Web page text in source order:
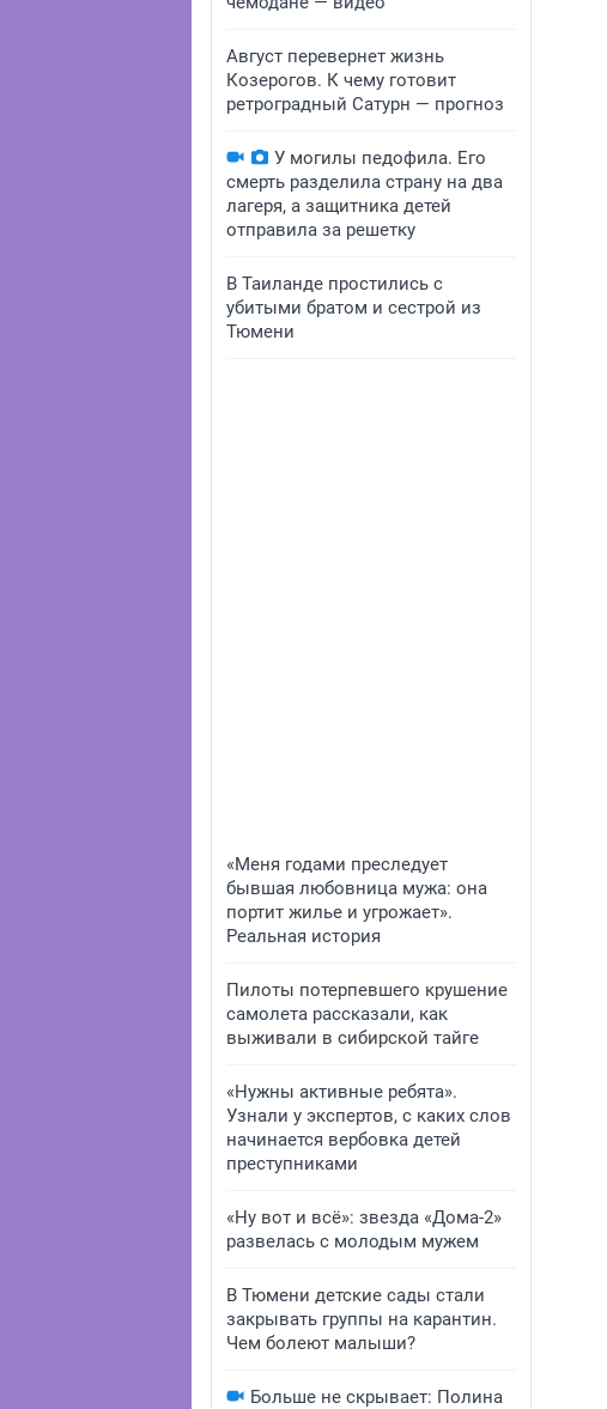
Август перевернет жизнь
Козерогов. К чему готовит
ретроградный Сатурн — прогноз
У могилы педофила. Его
смерть разделила страну на два
лагеря, а защитника детей
отправила за решетку
В Таиланде простились с
убитыми братом и сестрой из
Тюмени
«Меня годами преследует
бывшая любовница мужа: она
портит жилье и угрожает».
Реальная история
Пилоты потерпевшего крушение
самолета рассказали, как
выживали в сибирской тайге
«Нужны активные ребята».
Узнали у экспертов, с каких слов
начинается вербовка детей
преступниками
«Ну вот и всё»: звезда «Дома-2»
развелась с молодым мужем
В Тюмени детские сады стали
закрывать группы на карантин.
Чем болеют малыши?
Больше не скрывает: Полина